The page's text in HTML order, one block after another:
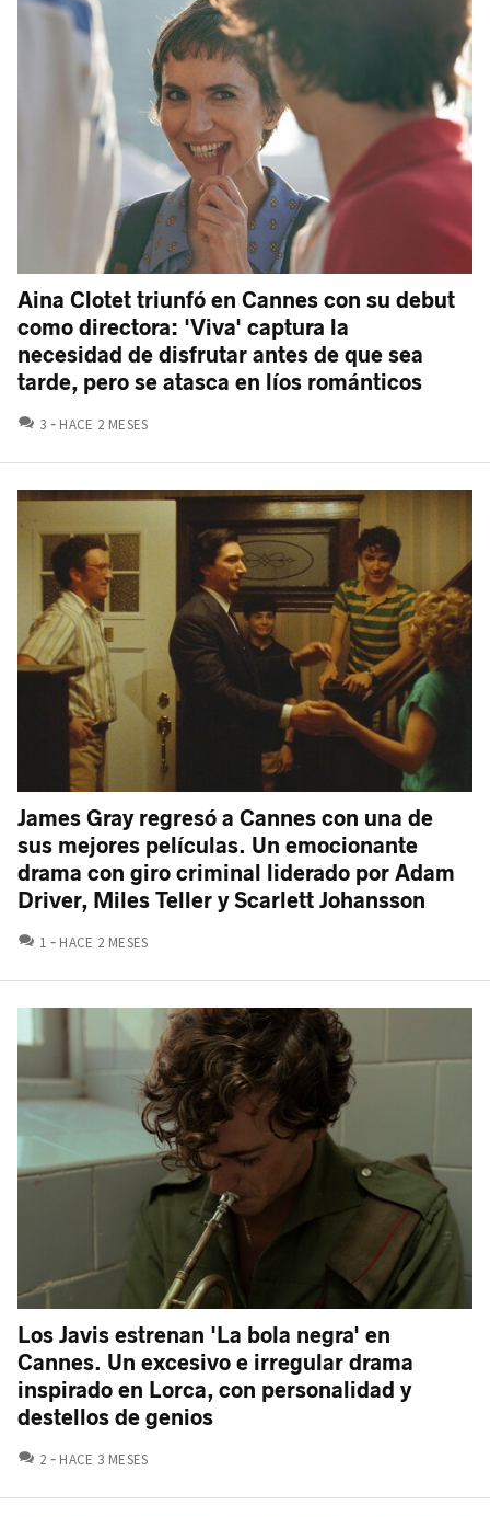
Aina Clotet triunfó en Cannes con su debut
como directora: 'Viva' captura la
necesidad de disfrutar antes de que sea
tarde, pero se atasca en líos románticos
3 COMENTARIOS
HACE 2 MESES
James Gray regresó a Cannes con una de
sus mejores películas. Un emocionante
drama con giro criminal liderado por Adam
Driver, Miles Teller y Scarlett Johansson
1 COMENTARIOS
HACE 2 MESES
Los Javis estrenan 'La bola negra' en
Cannes. Un excesivo e irregular drama
inspirado en Lorca, con personalidad y
destellos de genios
2 COMENTARIOS
HACE 3 MESES